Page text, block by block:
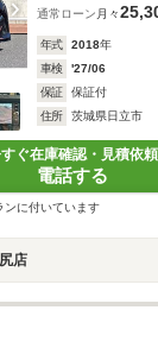
通常ローン 月々
年式 2018年
車検
'27/06
保証
保証付
住所
茨城県日立市
ぐ在庫確認・見積依頼
電話する
ンに付いています
店